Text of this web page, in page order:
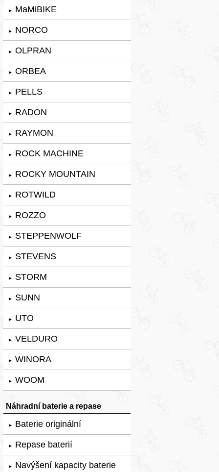
► MaMiBIKE
► NORCO
► OLPRAN
► ORBEA
► PELLS
► RADON
► RAYMON
► ROCK MACHINE
► ROCKY MOUNTAIN
► ROTWILD
► ROZZO
► STEPPENWOLF
► STEVENS
► STORM
► SUNN
► UTO
► VELDURO
► WINORA
► WOOM
Náhradní baterie a repase
► Baterie originální
► Repase baterií
► Navýšení kapacity baterie